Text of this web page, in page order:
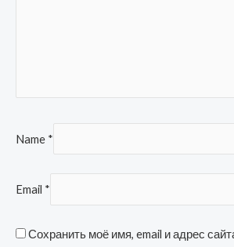
Name *
Email *
Сохранить моё имя, email и адрес